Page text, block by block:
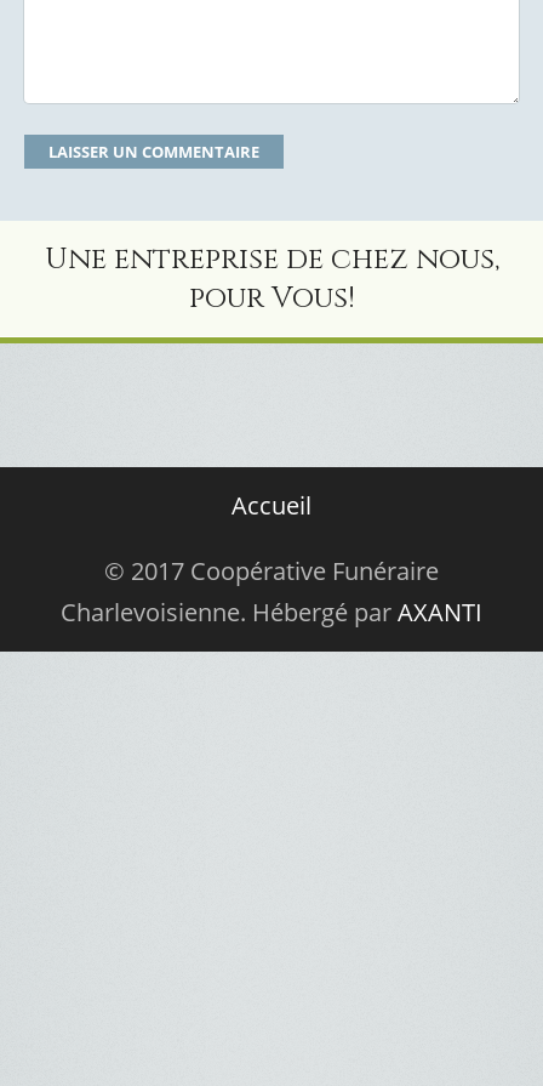
Une entreprise de chez nous,
pour Vous!
Accueil
© 2017 Coopérative Funéraire
Charlevoisienne. Hébergé parAXANTI